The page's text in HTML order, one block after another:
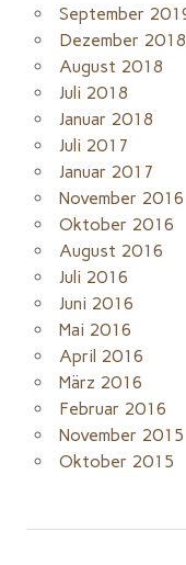
September
Dezember 2018
August 2018
Juli 2018
Januar 2018
Juli 2017
Januar 2017
November 2016
Oktober 2016
August 2016
Juli 2016
Juni 2016
Mai 2016
April 2016
März 2016
Februar 2016
November 2015
Oktober 2015